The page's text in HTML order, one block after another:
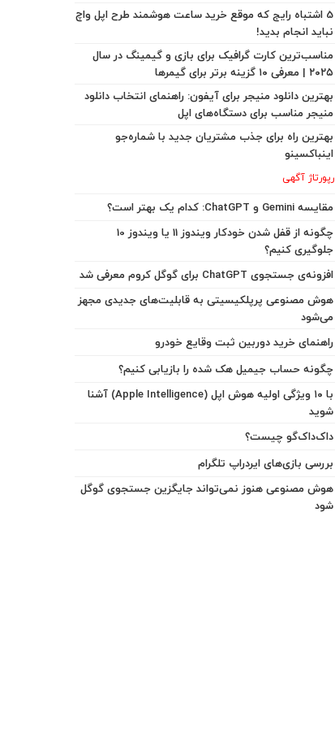
5 اشتباه رایج که موقع خرید ساعت هوشمند طرح اپل واچ
نباید انجام بدید!
مناسب‌ترین کارت گرافیک برای بازی و گیمینگ در سال
۲۰۲۵ | معرفی ۱۰ گزینه برتر برای گیمرها
بهترین دانلود منیجر برای آیفون: راهنمای انتخاب دانلود
منیجر مناسب برای دستگاه‌های اپل
بهترین راه برای جذب مشتریان جدید با شماره‌جو
اینباکسینو
رپورتاژ آگهی
مقایسه Gemini و ChatGPT: کدام یک بهتر است؟
چگونه از قفل شدن خودکار ویندوز 11 یا ویندوز 10
جلوگیری کنیم؟
افزونه‌ی جستجوی ChatGPT برای گوگل کروم معرفی شد
هوش مصنوعی پرپلکیسیتی به قابلیت‌های جدیدی مجهز
می‌شود
راهنمای خرید دوربین ثبت وقایع خودرو
چگونه حساب جیمیل هک شده را بازیابی کنیم؟
با ۱۰ ویژگی اولیه هوش اپل (Apple Intelligence) آشنا
شوید
داک‌داک‌گو چیست؟
بررسی بازی‌های ایردراپ تلگرام
هوش مصنوعی هنوز نمی‌تواند جایگزین جستجوی گوگل
شود